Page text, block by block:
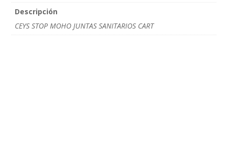
Descripción
CEYS STOP MOHO JUNTAS SANITARIOS CART